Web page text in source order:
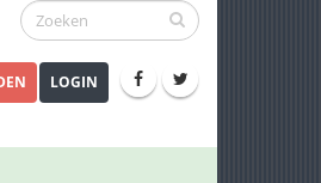
LOGIN